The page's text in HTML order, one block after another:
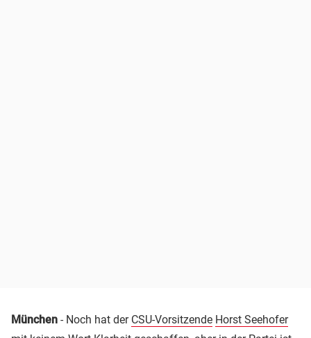
München - Noch hat der CSU-Vorsitzende Horst Seehofer